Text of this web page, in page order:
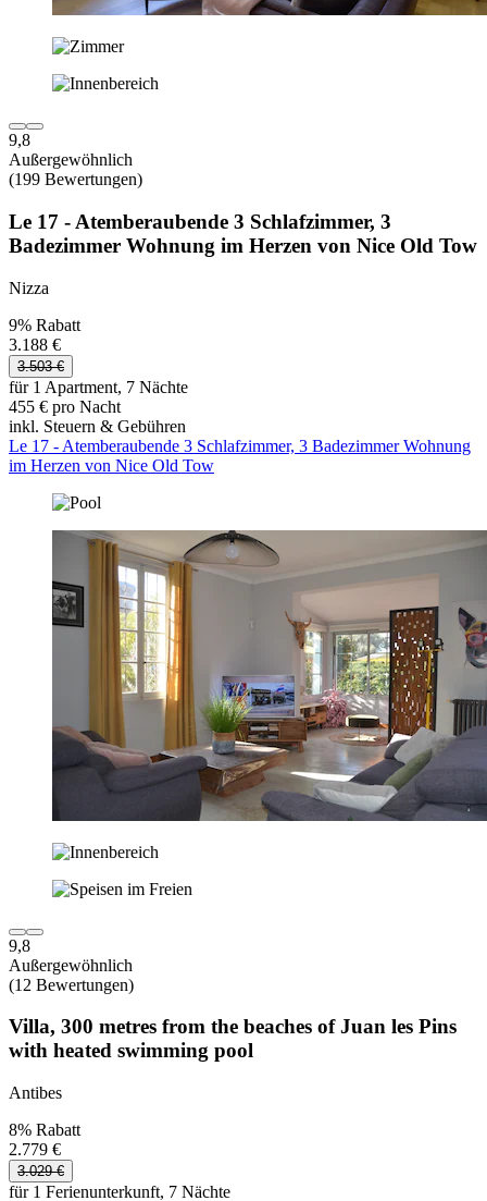
9,8
Außergewöhnlich
(199 Bewertungen)
Le 17 - Atemberaubende 3 Schlafzimmer, 3
Badezimmer Wohnung im Herzen von Nice Old Tow
Nizza
9% Rabatt
3.188 €
3.503 €
für 1 Apartment, 7 Nächte
455 € pro Nacht
inkl. Steuern & Gebühren
Le 17 - Atemberaubende 3 Schlafzimmer, 3 Badezimmer Wohnung
im Herzen von Nice Old Tow
9,8
Außergewöhnlich
(12 Bewertungen)
Villa, 300 metres from the beaches of Juan les Pins
with heated swimming pool
Antibes
8% Rabatt
2.779 €
3.029 €
für 1 Ferienunterkunft, 7 Nächte